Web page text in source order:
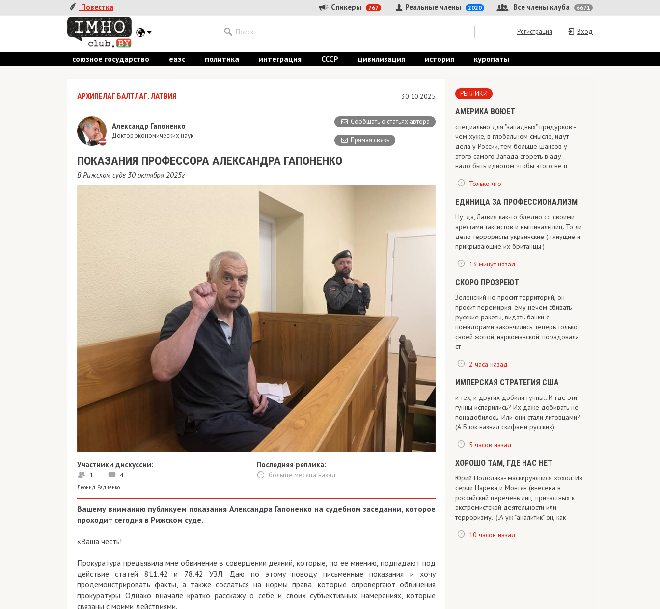
Повестка Спикеры 767 Все члены клуба 6671
Реальные члены 2020
Вход
Регистрация
союзное государство еаэс политика интеграция СССР цивилизация история куропаты
АРХИПЕЛАГ БАЛТЛАГ. ЛАТВИЯ 30.10.2025
Сообщать о статьях автора
Прямая связь
Александр Гапоненко
Доктор экономических наук
ПОКАЗАНИЯ ПРОФЕССОРА АЛЕКСАНДРА ГАПОНЕНКО
В Рижском суде 30 октября 2025г
Участники дискуссии:
1 4
Последняя реплика:
больше месяца назад
Леонид Радченко
Вашему вниманию публикуем показания Александра Гапоненко на судебном заседании, которое
проходит сегодня в Рижском суде.
«Ваша честь!
Прокуратура предъявила мне обвинение в совершении деяний, которые, по ее мнению, подпадают под
действие статей 811.42 и 78.42 УЗЛ. Даю по этому поводу письменные показания и хочу
продемонстрировать факты, а также сослаться на нормы права, которые опровергают обвинения
прокуратуры. Однако вначале кратко расскажу о себе и своих субъективных намерениях, которые
связаны с моими действиями.
РЕПЛИКИ
АМЕРИКА ВОЮЕТ
специально для "западных" придурков -
чем хуже, в глобальном смысле, идут
дела у России, тем больше шансов у
этого самого Запада сгореть в аду...
надо быть идиотом чтобы этого не п
Только что
ЕДИНИЦА ЗА ПРОФЕССИОНАЛИЗМ
Ну, да, Латвия как-то бледно со своими
арестами таксистов и вышивальщиц. То ли
дело террористы украинские ( тянущие и
прикрывающие их британцы.)
13 минут назад
СКОРО ПРОЗРЕЮТ
Зеленский не просит территорий, он
просит перемирия. ему нечем сбивать
русские ракеты, видать банки с
помидорами закончились. теперь только
своей жопой, наркоманской. порадовала
ст
2 часа назад
ИМПЕРСКАЯ СТРАТЕГИЯ США
и тех, и других добили гунны.. И где эти
гунны испарились? Их даже добивать не
понадобилось. Или они стали литовцами?
(А Блок назвал скифами русских).
5 часов назад
ХОРОШО ТАМ, ГДЕ НАС НЕТ
Юрий Подоляка- маскирующися хохол. Из
серии Царева и Монтян (внесена в
российский перечень лиц, причастных к
экстремистской деятельности или
терроризму. .).А уж "аналитик" он, как
10 часов назад